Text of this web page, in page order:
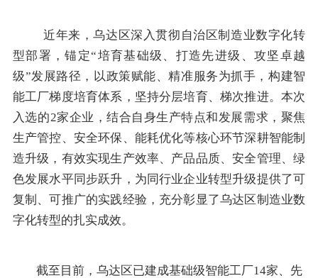
近年来，乌达区深入贯彻自治区制造业数字化转
型部署，锚定“培育基础级、打造先进级、攻坚卓越
级”发展路径，以政策赋能、精准服务为抓手，构建智
能工厂梯度培育体系 ， 坚持分层培育、梯次推进。 本次
入选的2家企业，结合自身生产特点和发展需求， 聚焦
生产管控、安全环保、能耗优化等核心环节深耕智能制
造升级 ， 有效实现生产效率、产品品质、安全管理、绿
色发展水平同步跃升，为同行业企业转型升级提供了可
复制、可推广的实践经验，充分彰显了乌达区制造业数
字化转型的扎实成效。
截至目前，乌达区已建成基础级智能工厂14家、先